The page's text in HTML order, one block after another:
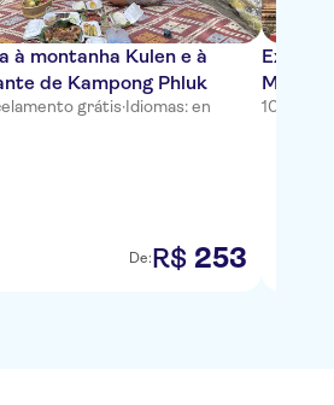
à montanha Kulen e à
de Kampong Phluk
grátis·Idiomas: en
De:R$ 253
Mealea
Reap
10 horas